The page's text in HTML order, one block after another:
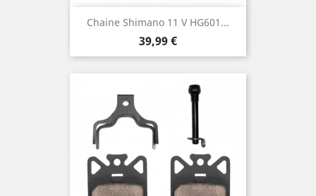
Chaine Shimano 11 V HG601...
Prix
39,99 €